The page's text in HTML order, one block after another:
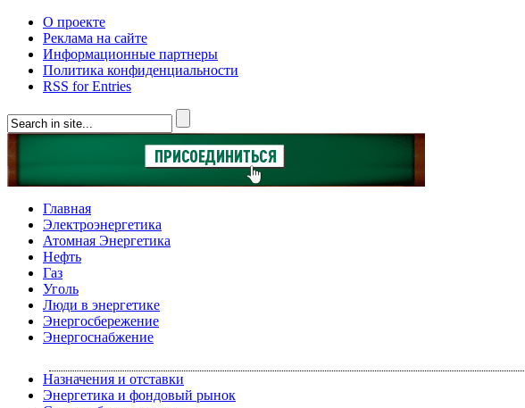
О проекте
Реклама на сайте
Информационные партнеры
Политика конфиденциальности
RSS for Entries
Главная
Электроэнергетика
Атомная Энергетика
Нефть
Газ
Уголь
Люди в энергетике
Энергосбережение
Энергоснабжение
Назначения и отставки
Энергетика и фондовый рынок